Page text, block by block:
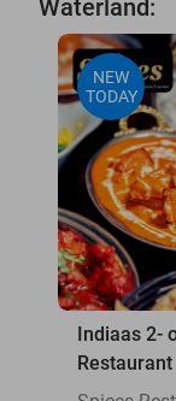
Waterland:
NEW
TODAY
Indiaas 2-
Restaurant